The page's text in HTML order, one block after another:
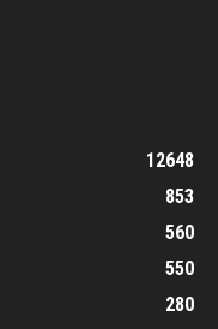
12648
853
560
550
280